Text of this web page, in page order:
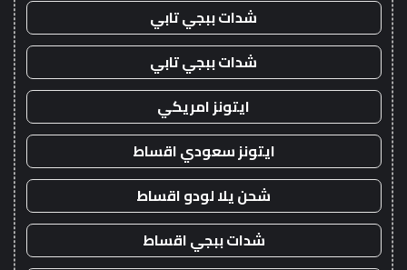
شدات ببجي تابي
شدات ببجي تابي
ايتونز امريكي
ايتونز سعودي اقساط
شحن يلا لودو اقساط
شدات ببجي اقساط